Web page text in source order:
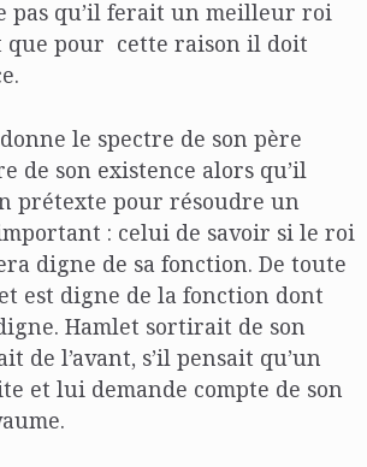
pas qu’il ferait un meilleur roi
que pour cette raison il doit
le spectre de son père
de son existence alors qu’il
prétexte pour résoudre un
: celui de savoir si le roi
digne de sa fonction. De toute
est digne de la fonction dont
Hamlet sortirait de son
de l’avant, s’il pensait qu’un
et lui demande compte de son